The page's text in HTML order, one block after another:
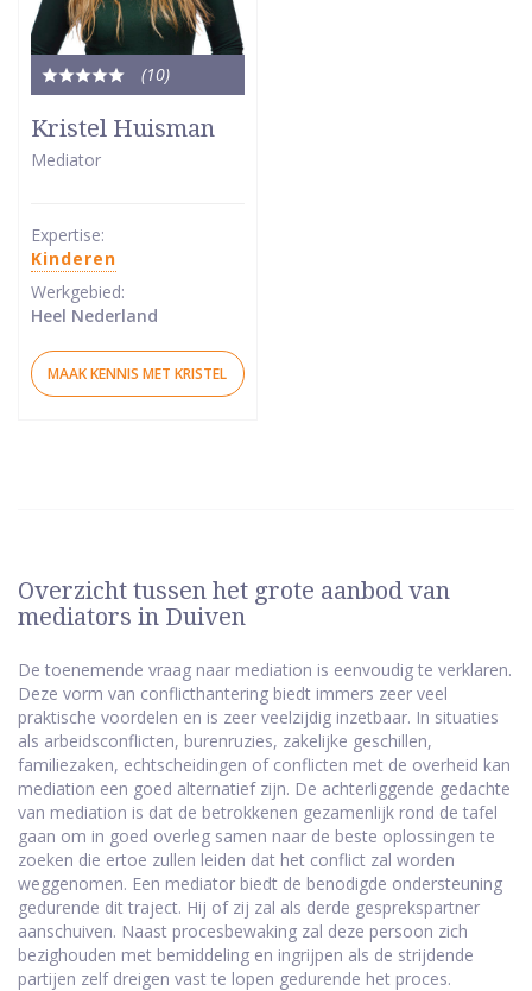
(10)
Totale
5
van
Kristel Huisman
Mediator
Expertise:
Kinderen
Werkgebied:
Heel Nederland
MAAK KENNIS MET KRISTEL
Overzicht tussen het grote aanbod van
mediators in Duiven
De toenemende vraag naar mediation is eenvoudig te verklaren.
Deze vorm van conflicthantering biedt immers zeer veel
praktische voordelen en is zeer veelzijdig inzetbaar. In situaties
als arbeidsconflicten, burenruzies, zakelijke geschillen,
familiezaken, echtscheidingen of conflicten met de overheid kan
mediation een goed alternatief zijn. De achterliggende gedachte
van mediation is dat de betrokkenen gezamenlijk rond de tafel
gaan om in goed overleg samen naar de beste oplossingen te
zoeken die ertoe zullen leiden dat het conflict zal worden
weggenomen. Een mediator biedt de benodigde ondersteuning
gedurende dit traject. Hij of zij zal als derde gesprekspartner
aanschuiven. Naast procesbewaking zal deze persoon zich
bezighouden met bemiddeling en ingrijpen als de strijdende
partijen zelf dreigen vast te lopen gedurende het proces.